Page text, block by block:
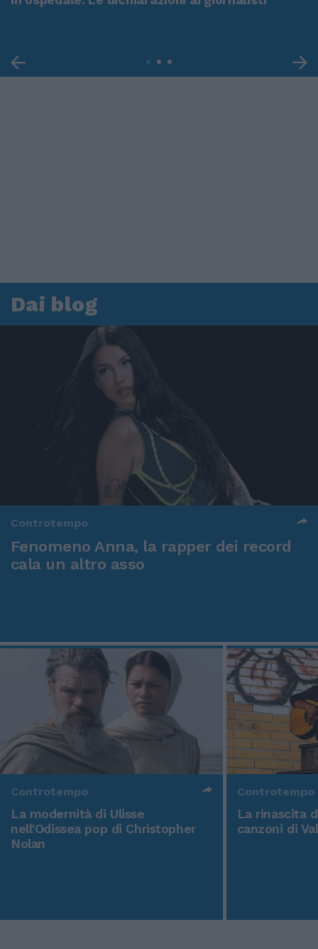
Dai blog
Controtempo
Fenomeno Anna, la rapper dei record
cala un altro asso
Controtempo
La modernità di Ulisse
nell'Odissea pop di Christopher
Nolan
Controtempo
La rinascita
canzoni di